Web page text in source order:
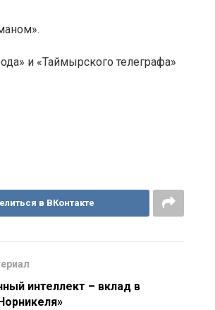
и «Таймырского телеграфа»
в ВКонтакте
интеллект – вклад в